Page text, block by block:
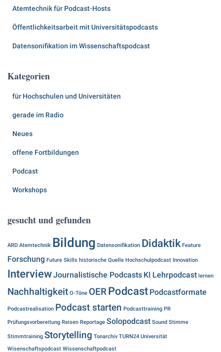
Atemtechnik für Podcast-Hosts
Öffentlichkeitsarbeit mit Universitätspodcasts
Datensonifikation im Wissenschaftspodcast
Kategorien
für Hochschulen und Universitäten
gerade im Radio
Neues
offene Fortbildungen
Podcast
Workshops
gesucht und gefunden
ARD Atemtechnik Bildung Datensonifikation Didaktik Feature
Forschung Future Skills historische Quelle Hochschulpodcast Innovation
InterviewJournalistische Podcasts KI Lehrpodcast lernen
Nachhaltigkeit O-Töne OERPodcast Podcastformate
Podcastrealisation Podcast starten Podcasttraining PR
Prüfungsvorbereitung Reisen Reportage Solopodcast Sound Stimme
Stimmtraining Storytelling Tonarchiv TURN24 Universität
Wisenschaftspodcast Wissenschaftpodcast